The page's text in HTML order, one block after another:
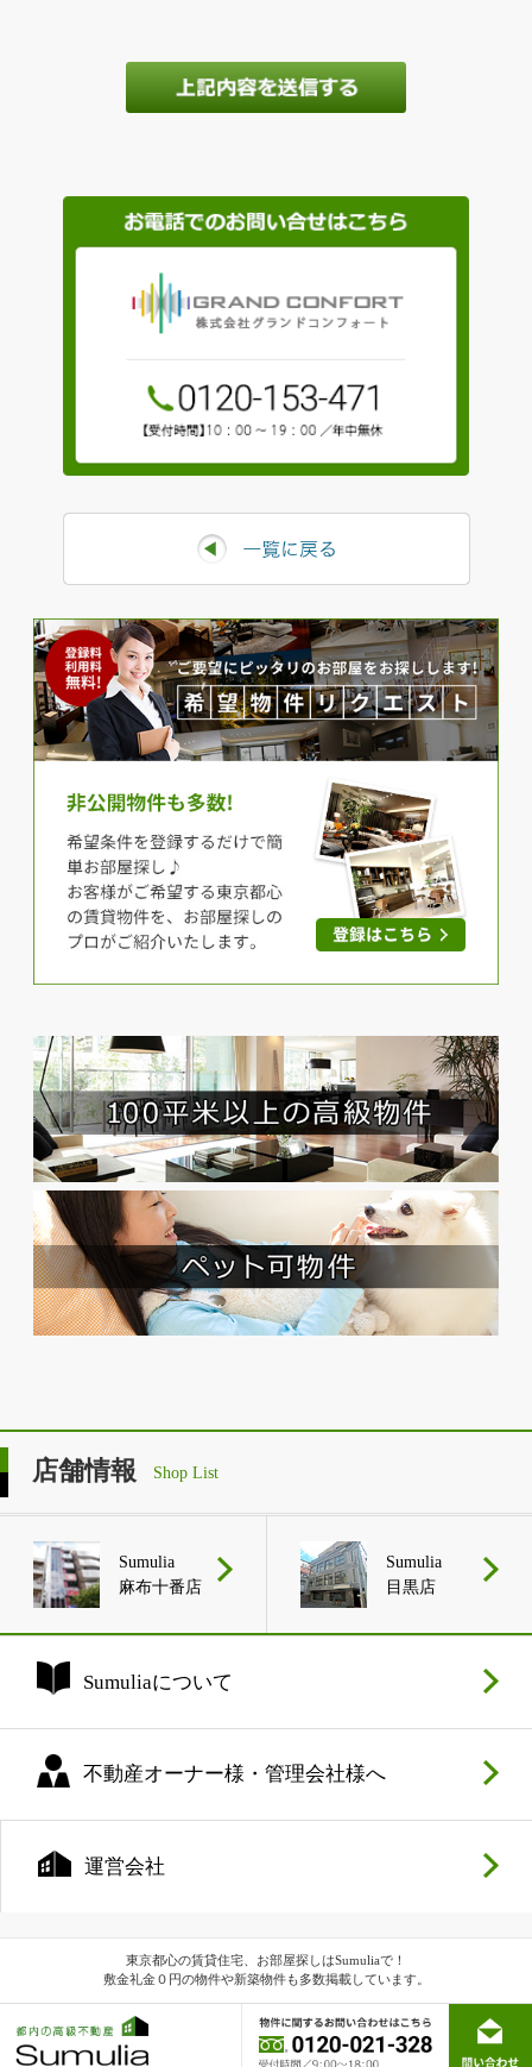
店舗情報 Shop List
Sumulia
麻布十番店
Sumulia
目黒店
Sumuliaについて
不動産オーナー様・管理会社様へ
運営会社
東京都心の賃貸住宅、お部屋探しはSumuliaで！
敷金礼金０円の物件や新築物件も多数掲載しています。